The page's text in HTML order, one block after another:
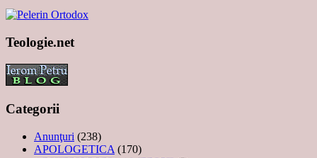
Teologie.net
Categorii
Anunţuri (238)
APOLOGETICA (170)